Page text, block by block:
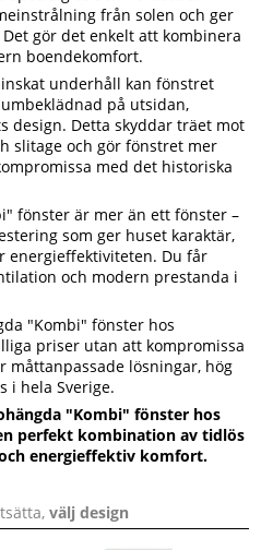
från solen och ger
gör det enkelt att kombinera
boendekomfort.
underhåll kan fönstret
på utsidan,
design. Detta skyddar träet mot
slitage och gör fönstret mer
med det historiska
fönster är mer än ett fönster –
som ger huset karaktär,
energieffektiviteten. Du får
och modern prestanda i
"Kombi" fönster hos
priser utan att kompromissa
måttanpassade lösningar, hög
i hela Sverige.
"Kombi" fönster hos
perfekt kombination av tidlös
energieffektiv komfort.
välj design